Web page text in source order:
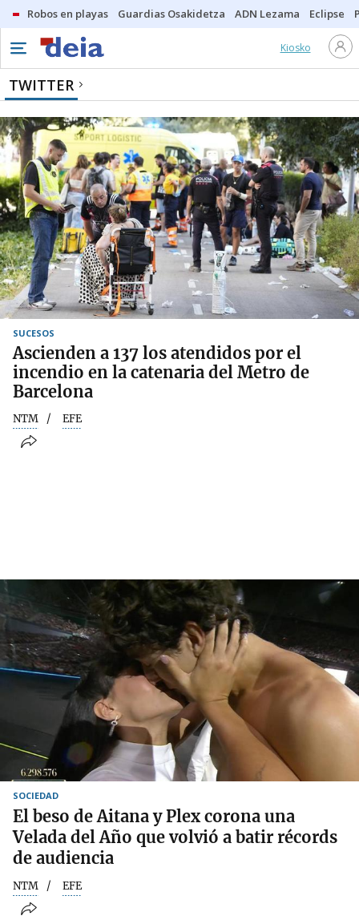
Robos en playas Guardias Osakidetza ADN Lezama Eclipse
Kiosko
TWITTER
SUCESOS
Ascienden a 137 los atendidos por el
incendio en la catenaria del Metro de
Barcelona
NTM EFE
SOCIEDAD
El beso de Aitana y Plex corona una
Velada del Año que volvió a batir récords
de audiencia
NTM EFE